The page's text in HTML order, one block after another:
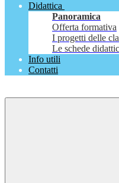
Didattica
Panoramica
Offerta formativa
I progetti delle
Le schede
Info utili
Contatti